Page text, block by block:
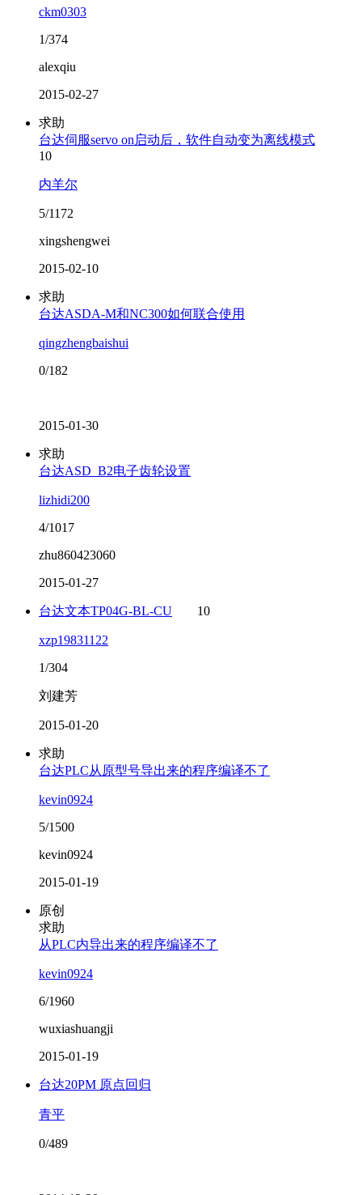
ckm0303
1/374
alexqiu
2015-02-27
求助
台达伺服servo on启动后，软件自动变为离线模式
10
内羊尔
5/1172
xingshengwei
2015-02-10
求助
台达ASDA-M和NC300如何联合使用
qingzhengbaishui
0/182
2015-01-30
求助
台达ASD_B2电子齿轮设置
lizhidi200
4/1017
zhu860423060
2015-01-27
台达文本TP04G-BL-CU 10
xzp19831122
1/304
刘建芳
2015-01-20
求助
台达PLC从原型号导出来的程序编译不了
kevin0924
5/1500
kevin0924
2015-01-19
原创
求助
从PLC内导出来的程序编译不了
kevin0924
6/1960
wuxiashuangji
2015-01-19
台达20PM 原点回归
青平
0/489